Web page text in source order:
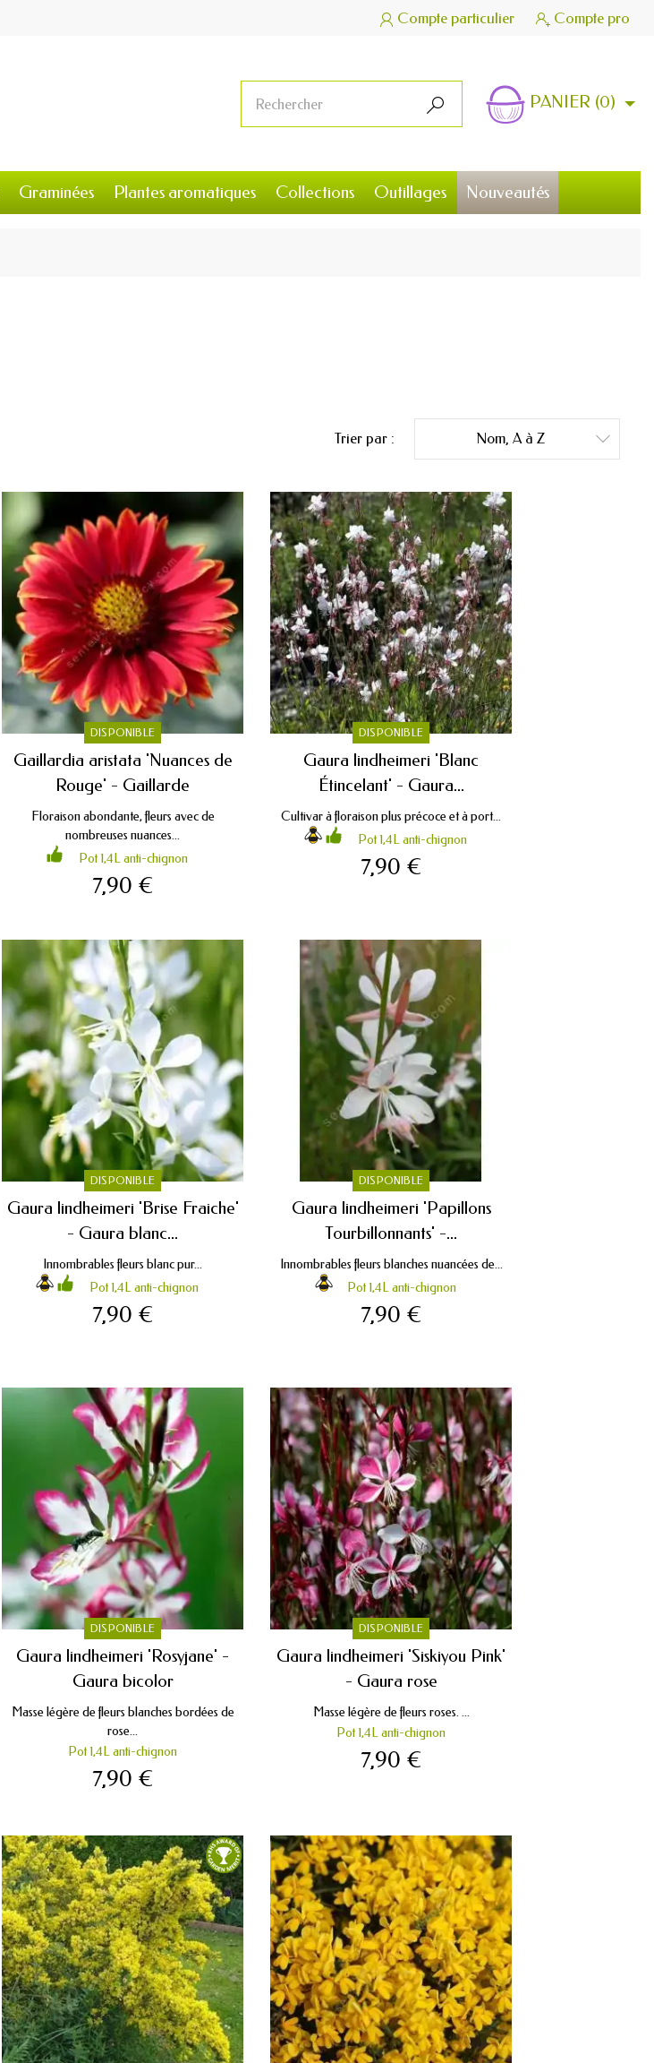
 Compte particulier  Compte pro
 PANIER (0)
Graminées Plantes aromatiques Collections Outillages Nouveautés
Trier par : Nom, A à Z 
DISPONIBLE
Gaillardia aristata 'Nuances de
Rouge' - Gaillarde
Floraison abondante, fleurs avec de
nombreuses nuances...
Pot 1,4L anti-chignon
7,90 €
DISPONIBLE
Gaura lindheimeri 'Blanc
Étincelant' - Gaura...
Cultivar à floraison plus précoce et à port...
Pot 1,4L anti-chignon
7,90 €
DISPONIBLE
Gaura lindheimeri 'Brise Fraiche'
- Gaura blanc...
Innombrables fleurs blanc pur...
Pot 1,4L anti-chignon
7,90 €
DISPONIBLE
Gaura lindheimeri 'Papillons
Tourbillonnants' -...
Innombrables fleurs blanches nuancées de...
Pot 1,4L anti-chignon
7,90 €
DISPONIBLE
Gaura lindheimeri 'Rosyjane' -
Gaura bicolor
Masse légère de fleurs blanches bordées de
rose...
Pot 1,4L anti-chignon
7,90 €
DISPONIBLE
Gaura lindheimeri 'Siskiyou Pink'
- Gaura rose
Masse légère de fleurs roses. ...
Pot 1,4L anti-chignon
7,90 €